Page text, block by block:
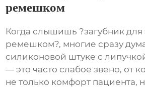
ремешком
Когда слышишь ?загубник
ремешком?, многие сразу
силиконовой штуке с
— это часто слабое звено, от
не только комфорт пациента,